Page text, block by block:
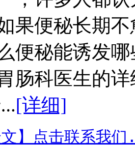
果便秘长期
便秘能诱发
肠科医生的
[详细]
】 点击联系我